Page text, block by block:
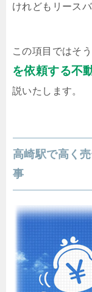
けれどもリース
この項目ではそう
を依頼する不
説いたします。
高崎駅で高く
事